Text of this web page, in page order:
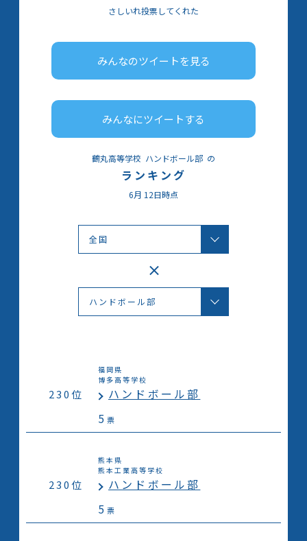
さしいれ投票してくれた
みんなのツイートを見る
みんなにツイートする
鶴丸高等学校 ハンドボール部 の
ランキング
6月 12日時点
230位
福岡県
博多高等学校
ハンドボール部
5 票
230位
熊本県
熊本工業高等学校
ハンドボール部
5 票